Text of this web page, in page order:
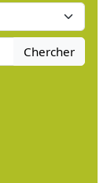
Chercher